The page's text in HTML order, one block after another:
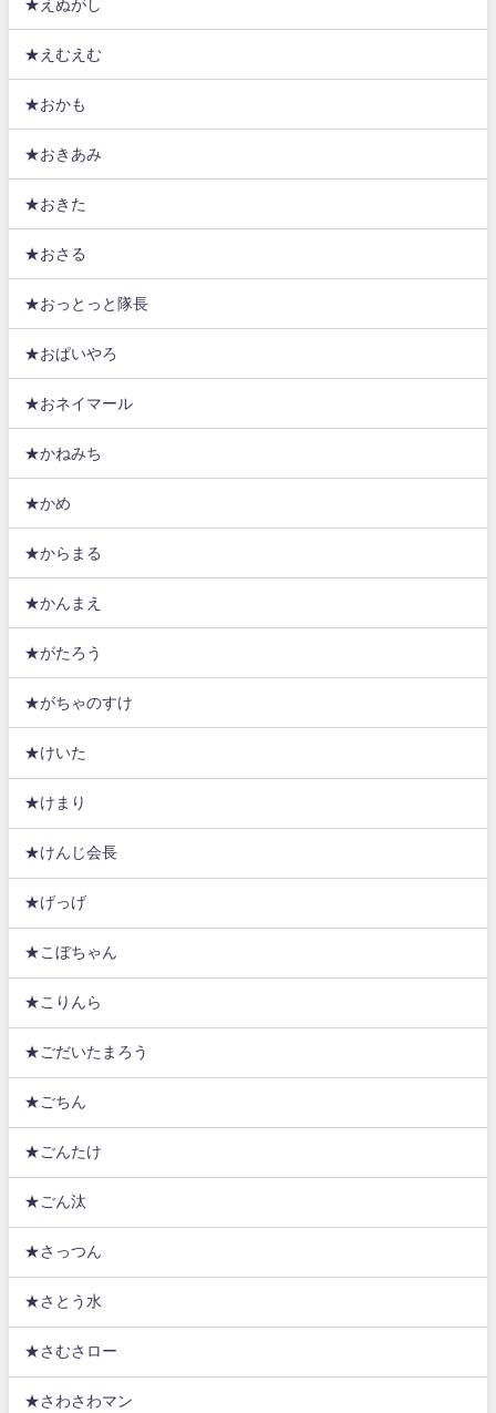
★えぬがし
★えむえむ
★おかも
★おきあみ
★おきた
★おさる
★おっとっと隊長
★おぱいやろ
★おネイマール
★かねみち
★かめ
★からまる
★かんまえ
★がたろう
★がちゃのすけ
★けいた
★けまり
★けんじ会長
★げっげ
★こぼちゃん
★こりんら
★ごだいたまろう
★ごちん
★ごんたけ
★ごん汰
★さっつん
★さとう水
★さむさロー
★さわさわマン